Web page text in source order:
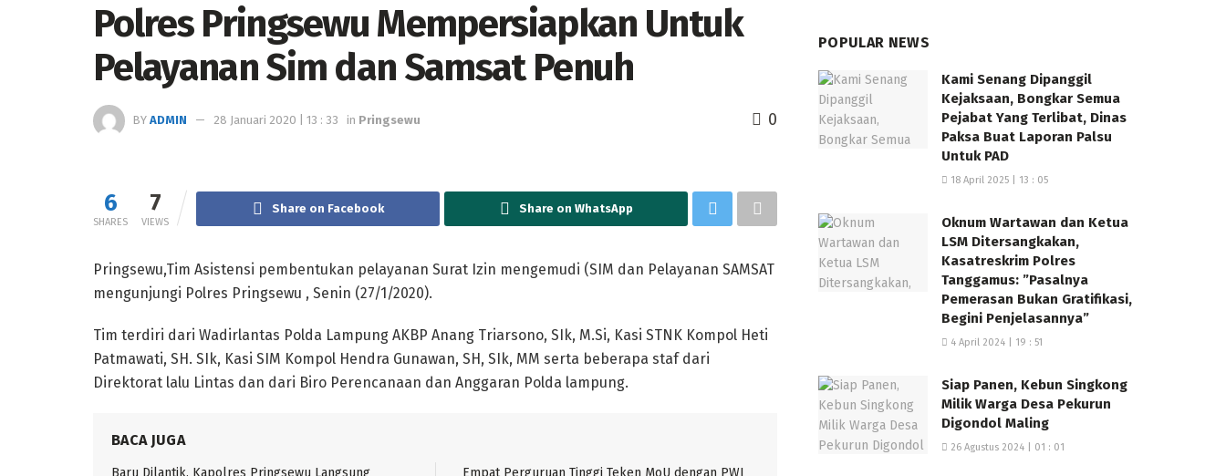
Polres Pringsewu Mempersiapkan Untuk
Pelayanan Sim dan Samsat Penuh
BY ADMIN 28 Januari 2020 | 13 : 33 in Pringsewu 0
6
SHARES
7
VIEWS
Share on Facebook Share on WhatsApp
Pringsewu,Tim Asistensi pembentukan pelayanan Surat Izin mengemudi (SIM dan Pelayanan SAMSAT
mengunjungi Polres Pringsewu , Senin (27/1/2020).
Tim terdiri dari Wadirlantas Polda Lampung AKBP Anang Triarsono, SIk, M.Si, Kasi STNK Kompol Heti
Patmawati, SH. SIk, Kasi SIM Kompol Hendra Gunawan, SH, SIk, MM serta beberapa staf dari
Direktorat lalu Lintas dan dari Biro Perencanaan dan Anggaran Polda lampung.
BACA JUGA
Baru Dilantik, Kapolres Pringsewu Langsung
Empat Perguruan Tinggi Teken MoU dengan PWI
POPULAR NEWS
Kami Senang Dipanggil
Kejaksaan, Bongkar Semua
Pejabat Yang Terlibat, Dinas
Paksa Buat Laporan Palsu
Untuk PAD
18 April 2025 | 13 : 05
Oknum Wartawan dan Ketua
LSM Ditersangkakan,
Kasatreskrim Polres
Tanggamus: ”Pasalnya
Pemerasan Bukan Gratifikasi,
Begini Penjelasannya”
4 April 2024 | 19 : 51
Siap Panen, Kebun Singkong
Milik Warga Desa Pekurun
Digondol Maling
26 Agustus 2024 | 01 : 01